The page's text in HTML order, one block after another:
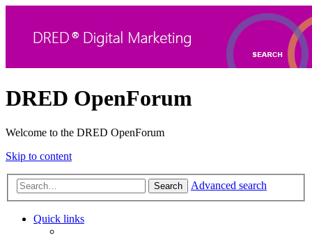
DRED OpenForum
Welcome to the DRED OpenForum
Skip to content
Search Advanced search
Quick links